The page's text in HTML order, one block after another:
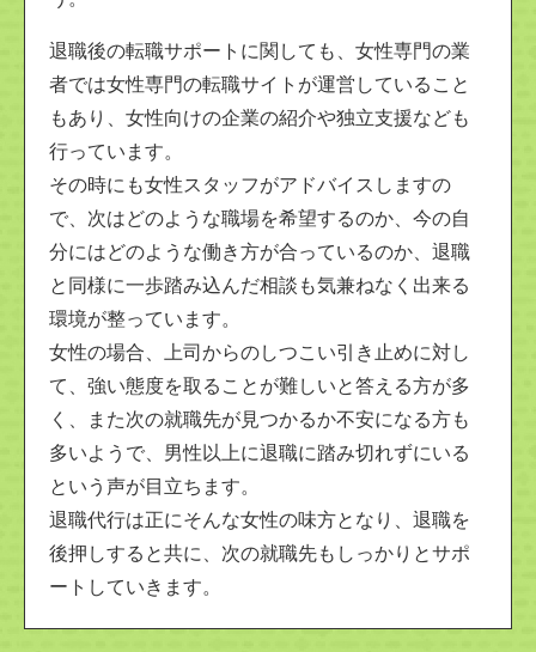
退職後の転職サポートに関しても、女性専門の業
者では女性専門の転職サイトが運営していること
もあり、女性向けの企業の紹介や独立支援なども
行っています。
その時にも女性スタッフがアドバイスしますの
で、次はどのような職場を希望するのか、今の自
分にはどのような働き方が合っているのか、退職
と同様に一歩踏み込んだ相談も気兼ねなく出来る
環境が整っています。
女性の場合、上司からのしつこい引き止めに対し
て、強い態度を取ることが難しいと答える方が多
く、また次の就職先が見つかるか不安になる方も
多いようで、男性以上に退職に踏み切れずにいる
という声が目立ちます。
退職代行は正にそんな女性の味方となり、退職を
後押しすると共に、次の就職先もしっかりとサポ
ートしていきます。